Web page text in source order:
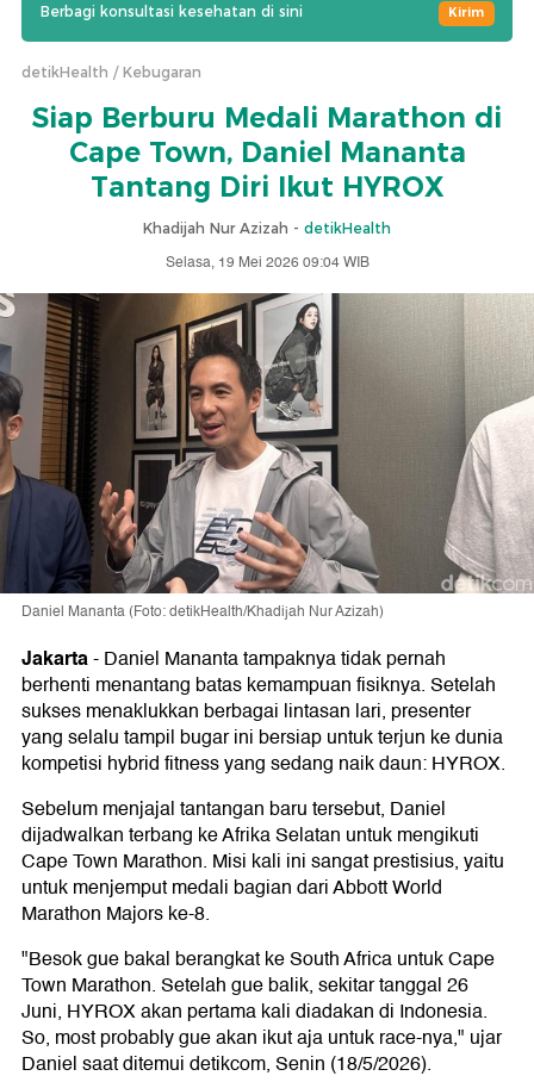
Berbagi konsultasi kesehatan di sini Kirim
detikHealth Kebugaran
Siap Berburu Medali Marathon di
Cape Town, Daniel Mananta
Tantang Diri Ikut HYROX
Khadijah Nur Azizah - detikHealth
Selasa, 19 Mei 2026 09:04 WIB
Daniel Mananta (Foto: detikHealth/Khadijah Nur Azizah)
Jakarta-Daniel Mananta tampaknya tidak pernah
berhenti menantang batas kemampuan fisiknya. Setelah
sukses menaklukkan berbagai lintasan lari, presenter
yang selalu tampil bugar ini bersiap untuk terjun ke dunia
kompetisi hybrid fitness yang sedang naik daun: HYROX.
Sebelum menjajal tantangan baru tersebut, Daniel
dijadwalkan terbang ke Afrika Selatan untuk mengikuti
Cape Town Marathon. Misi kali ini sangat prestisius, yaitu
untuk menjemput medali bagian dari Abbott World
Marathon Majors ke-8.
"Besok gue bakal berangkat ke South Africa untuk Cape
Town Marathon. Setelah gue balik, sekitar tanggal 26
Juni, HYROX akan pertama kali diadakan di Indonesia.
So, most probably gue akan ikut aja untuk race-nya," ujar
Daniel saat ditemui detikcom, Senin (18/5/2026).